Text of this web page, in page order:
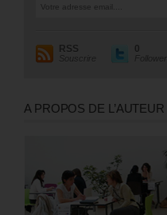
RSS
Souscrire
0
A PROPOS DE L’AUTEUR